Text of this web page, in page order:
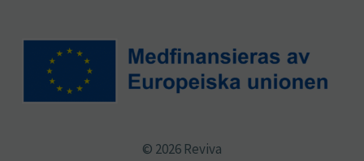
© 2026 Reviva